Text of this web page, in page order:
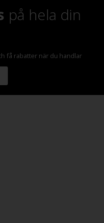
på hela din
få rabatter när du handlar